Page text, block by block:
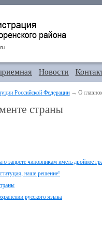
Новости
Российской Федерации → О
страны
запрете чиновникам иметь двойное
наше решение!
русского языка